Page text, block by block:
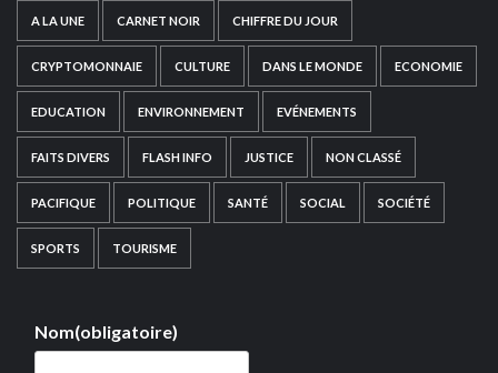
A LA UNE CARNET NOIR CHIFFRE DU JOUR
CRYPTOMONNAIE CULTURE DANS LE MONDE ECONOMIE
EDUCATION ENVIRONNEMENT EVÉNEMENTS
FAITS DIVERS FLASH INFO JUSTICE NON CLASSÉ
PACIFIQUE POLITIQUE SANTÉ SOCIAL SOCIÉTÉ
SPORTS TOURISME
Nom(obligatoire)